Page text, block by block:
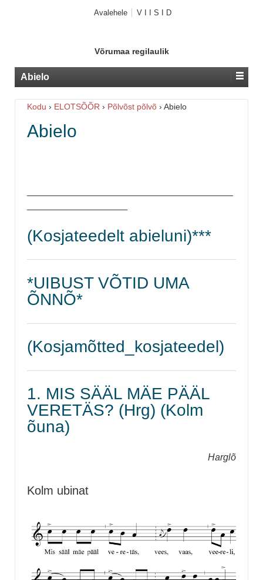
Avalehele V I I S I D
Võrumaa regilaulik
Abielo
Kodu › ELOTSÕÕR › Põlvõst põlvõ › Abielo
Abielo
(Kosjateedelt abieluni)***
*UIBUST VÕTID UMA
ÕNNÕ*
(Kosjamõtted_kosjateedel)
1. MIS SÄÄL MÄE PÄÄL
VERETÄS? (Hrg) (Kolm
õuna)
Harglõ
Kolm ubinat